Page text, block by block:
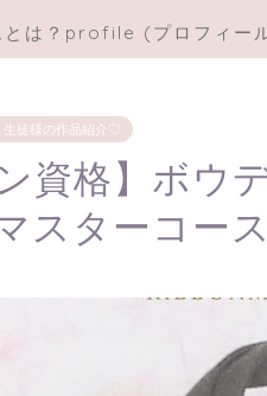
とは？profile (プロフィール
生徒様の作品紹介♡
ン資格】ボウ
スターコー